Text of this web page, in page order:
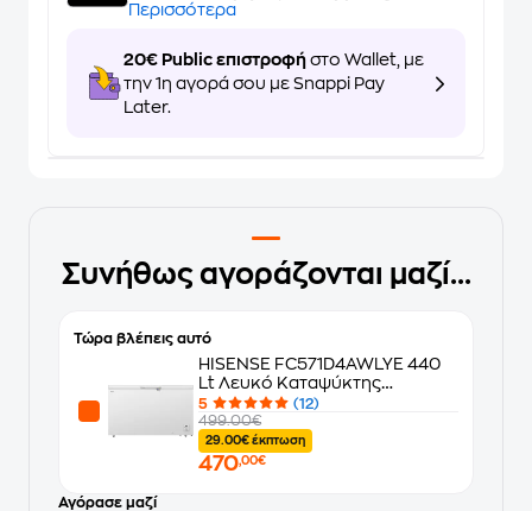
Περισσότερα
20€ Public επιστροφή στο Wallet, με
την 1η αγορά σου με Snappi Pay
Later.
Συνήθως αγοράζονται μαζί...
Τώρα βλέπεις αυτό
HISENSE FC571D4AWLYE 440
Lt Λευκό Καταψύκτης
Μπαούλο
5
(12)
499.00€
29.00€ έκπτωση
470,00€
Αγόρασε μαζί